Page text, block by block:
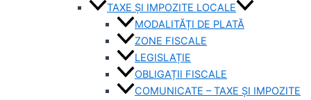
TAXE ȘI IMPOZITE LOCALE
MODALITĂȚI DE PLATĂ
ZONE FISCALE
LEGISLAȚIE
OBLIGAȚII FISCALE
COMUNICATE – TAXE ȘI IMPOZITE